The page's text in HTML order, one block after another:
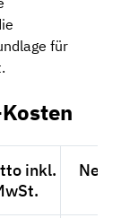
für
inkl.
Netto